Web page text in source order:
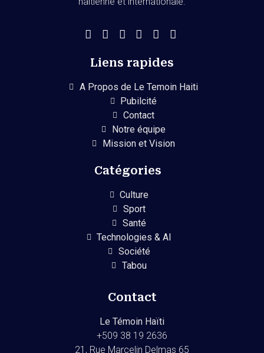
Liens rapides
A Propos de Le Temoin Haiti
Pubilcité
Contact
Notre équipe
Mission et Vision
Catégories
Culture
Sport
Santé
Technologies & AI
Société
Tabou
Contact
Le Témoin Haïti
+509 38 19 2636
21, Rue Marcelin Delmas 65